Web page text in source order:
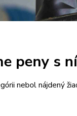
peny s
nebol nájdený